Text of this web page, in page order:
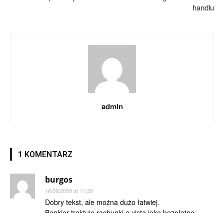
handlu
admin
1 KOMENTARZ
burgos
16/09/2009 at 11:32
Dobry tekst, ale można dużo łatwiej.